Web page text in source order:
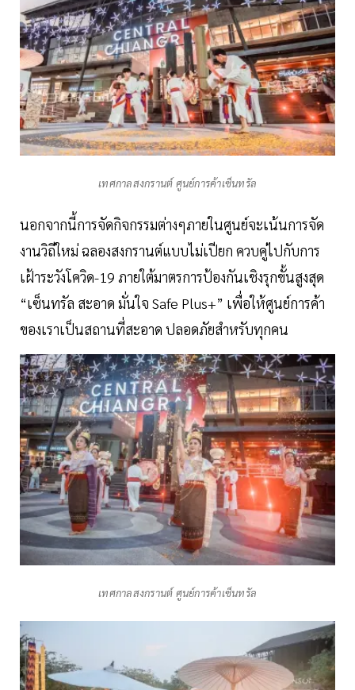
เทศกาลสงกรานต์ ศูนย์การค้าเซ็นทรัล
นอกจากนี้การจัดกิจกรรมต่างๆภายในศูนย์จะเน้นการจัด
งานวิถีใหม่ ฉลองสงกรานต์แบบไม่เปียก ควบคู่ไปกับการ
เฝ้าระวังโควิด-19 ภายใต้มาตรการป้องกันเชิงรุกขั้นสูงสุด
“เซ็นทรัล สะอาด มั่นใจ Safe Plus+” เพื่อให้ศูนย์การค้า
ของเราเป็นสถานที่สะอาด ปลอดภัยสำหรับทุกคน
เทศกาลสงกรานต์ ศูนย์การค้าเซ็นทรัล